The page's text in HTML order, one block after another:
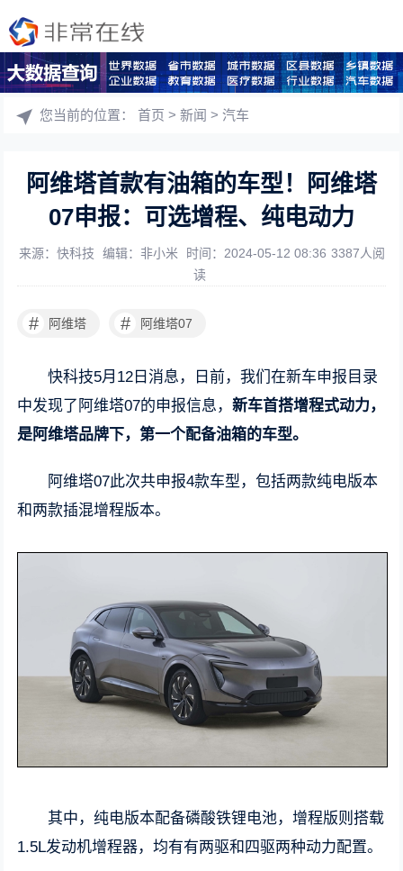
您当前的位置：首页 >新闻 >汽车
阿维塔首款有油箱的车型！阿维塔
07申报：可选增程、纯电动力
来源：快科技 编辑：非小米 时间：2024-05-12 08:36 3387人阅
读
# 阿维塔 # 阿维塔07
快科技5月12日消息，日前，我们在新车申报目录
中发现了阿维塔07的申报信息，新车首搭增程式动力，
是阿维塔品牌下，第一个配备油箱的车型。
阿维塔07此次共申报4款车型，包括两款纯电版本
和两款插混增程版本。
其中，纯电版本配备磷酸铁锂电池，增程版则搭载
1.5L发动机增程器，均有有两驱和四驱两种动力配置。